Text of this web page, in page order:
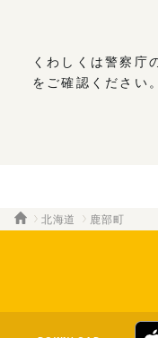
くわしくは警察庁
をご確認ください。
北海道 鹿部町